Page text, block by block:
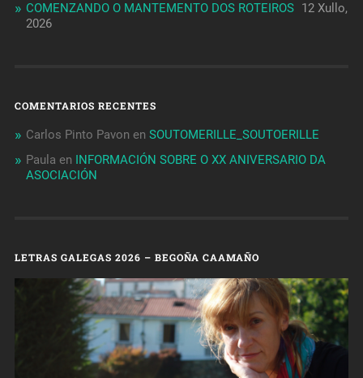
COMENZANDO O MANTEMENTO DOS ROTEIROS 12 Xullo,
2026
COMENTARIOS RECENTES
Carlos Pinto Pavon en SOUTOMERILLE_SOUTOERILLE
Paula en INFORMACIÓN SOBRE O XX ANIVERSARIO DA
ASOCIACIÓN
LETRAS GALEGAS 2026 – BEGOÑA CAAMAÑO